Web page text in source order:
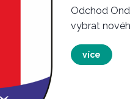
Odchod
vybrat
více